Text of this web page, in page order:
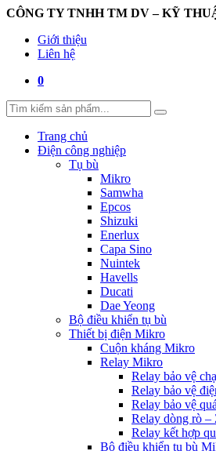
CÔNG TY TNHH TM DV – KỸ
Giới thiệu
Liên hệ
0
Trang chủ
Điện công nghiệp
Tụ bù
Mikro
Samwha
Epcos
Shizuki
Enerlux
Capa Sino
Nuintek
Havells
Ducati
Dae Yeong
Bộ điều khiển tụ bù
Thiết bị điện Mikro
Cuộn kháng Mikro
Relay Mikro
Relay bảo vệ
Relay bảo vệ
Relay bảo vệ
Relay dòng rò –
Relay kết hợp
Bộ điều khiển tụ bù